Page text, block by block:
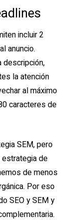
incluir 2
anuncio.
descripción,
la atención
al máximo
caracteres de
SEM, pero
estrategia de
de menos
Por eso
SEO y SEM y